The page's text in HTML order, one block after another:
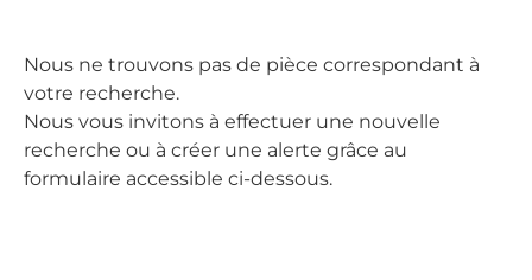
Nous ne trouvons pas de pièce correspondant à
votre recherche.
Nous vous invitons à effectuer une nouvelle
recherche ou à créer une alerte grâce au
formulaire accessible ci-dessous.